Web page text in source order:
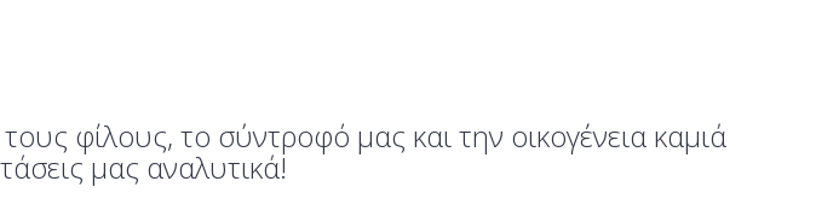
φίλους, το σύντροφό μας και την οικογένεια καμιά
μας αναλυτικά!